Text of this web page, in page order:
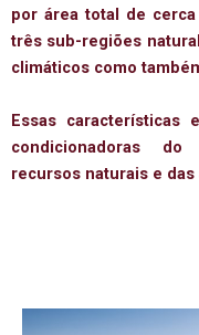
por área total de
três sub-regiões
climáticos como
Essas características
condicionadoras do
recursos naturais e